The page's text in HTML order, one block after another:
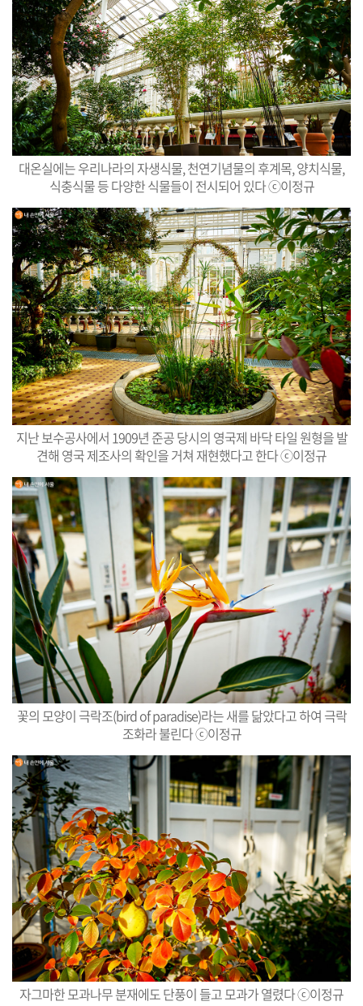
대온실에는 우리나라의 자생식물, 천연기념물의 후계목, 양치식물,
식충식물 등 다양한 식물들이 전시되어 있다 ⓒ이정규
지난 보수공사에서 1909년 준공 당시의 영국제 바닥 타일 원형을 발
견해 영국 제조사의 확인을 거쳐 재현했다고 한다 ⓒ이정규
꽃의 모양이 극락조(bird of paradise)라는 새를 닮았다고 하여 극락
조화라 불린다 ⓒ이정규
자그마한 모과나무 분재에도 단풍이 들고 모과가 열렸다 ⓒ이정규